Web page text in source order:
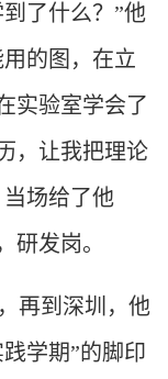
了什么？”他
的图，在立
实验室学会了
，让我把理论
场给了他
发岗。
再到深圳，他
学期”的脚印